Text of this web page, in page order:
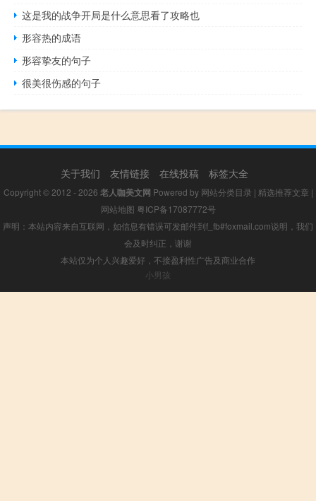
这是我的战争开局是什么意思看了攻略也
形容热的成语
形容挚友的句子
很美很伤感的句子
关于我们 友情链接 在线投稿 标签大全
Copyright © 2012 - 2026 老人咖美文网 Powered by 网站分类目录 | 精选推荐文章 |
网站地图 粤ICP备17087772号
声明：本站内容来自互联网，如信息有错误可发邮件到f_fb#foxmail.com说明，我们
会及时纠正，谢谢
本站仅为个人兴趣爱好，不接盈利性广告及商业合作
小男孩